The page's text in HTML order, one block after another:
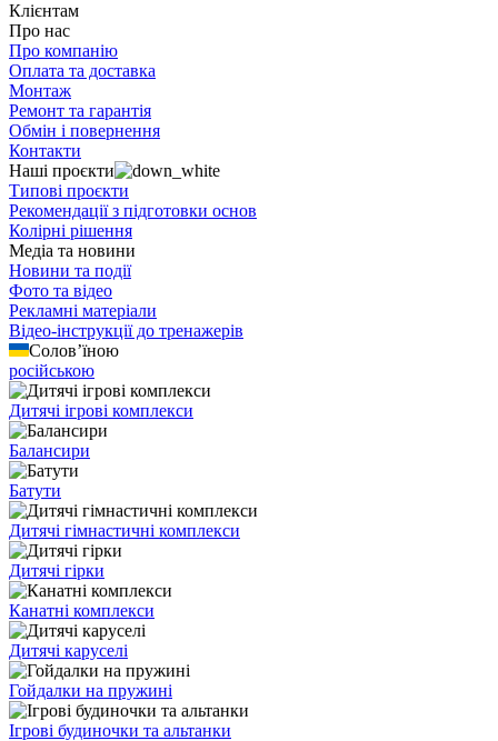
Клієнтам
Про нас
Про компанію
Оплата та доставка
Монтаж
Ремонт та гарантія
Обмін і повернення
Контакти
Наші проєкти
Типові проєкти
Рекомендації з підготовки основ
Колірні рішення
Медіа та новини
Новини та події
Фото та відео
Рекламні матеріали
Відео-інструкції до тренажерів
Солов’їною
російською
Дитячі ігрові комплекси
Балансири
Батути
Дитячі гімнастичні комплекси
Дитячі гірки
Канатні комплекси
Дитячі каруселі
Гойдалки на пружині
Ігрові будиночки та альтанки